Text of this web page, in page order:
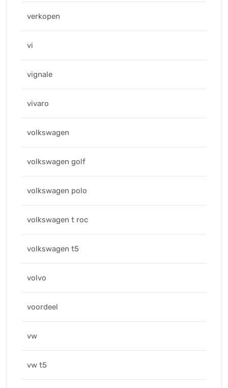
verkopen
vi
vignale
vivaro
volkswagen
volkswagen golf
volkswagen polo
volkswagen t roc
volkswagen t5
volvo
voordeel
vw
vw t5